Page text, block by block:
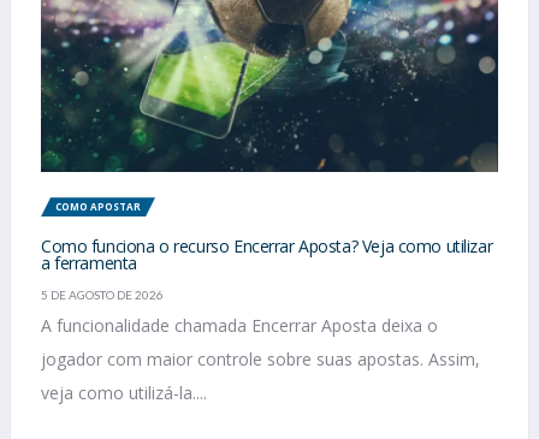
COMO APOSTAR
Como funciona o recurso Encerrar Aposta? Veja como utilizar
a ferramenta
5 DE AGOSTO DE 2026
A funcionalidade chamada Encerrar Aposta deixa o
jogador com maior controle sobre suas apostas. Assim,
veja como utilizá-la....